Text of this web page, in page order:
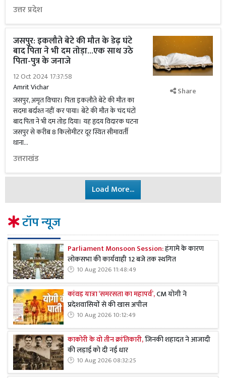
उत्तर प्रदेश
जसपुर: इकलौते बेटे की मौत के डेढ़ घंटे
बाद पिता ने भी दम तोड़ा...एक साथ उठे
पिता-पुत्र के जनाजे
12 Oct 2024 17:37:58
Amrit Vichar
जसपुर, अमृत विचार। पिता इकलौते बेटे की मौत का
सदमा बर्दाश्त नहीं कर पाया। बेटे की मौत के चंद घंटों
बाद पिता ने भी दम तोड़ दिया। यह हृदय विदारक घटना
जसपुर से करीब 8 किलोमीटर दूर स्थित सीमावर्ती
थाना...
उत्तराखंड
Share
Load More...
टॉप न्यूज
Parliament Monsoon Session:हंगामे के कारण
लोकसभा की कार्यवाही 12 बजे तक स्थगित
10 Aug 2026 11:48:49
कांवड़ यात्रा ‘समरसता का महापर्व’,CM योगी ने
प्रदेशवासियों से की खास अपील
10 Aug 2026 10:12:49
काकोरी के वो तीन क्रांतिकारी,जिनकी शहादत ने आजादी
की लड़ाई को दी नई धार
10 Aug 2026 08:32:25